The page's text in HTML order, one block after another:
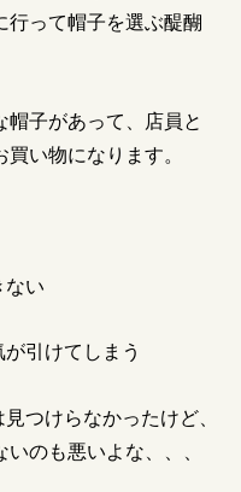
行って帽子を選ぶ醍醐
帽子があって、店員と
い物になります。
い
引けてしまう
つけらなかったけど、
のも悪いよな、、、